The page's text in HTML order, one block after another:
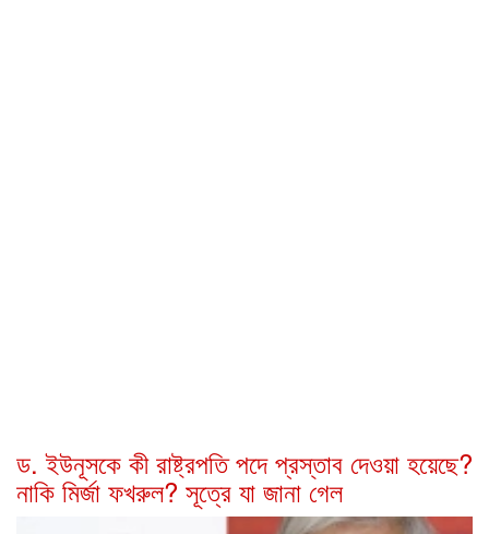
ড. ইউনূসকে কী রাষ্ট্রপতি পদে প্রস্তাব দেওয়া হয়েছে?
নাকি মির্জা ফখরুল? সূত্রে যা জানা গেল